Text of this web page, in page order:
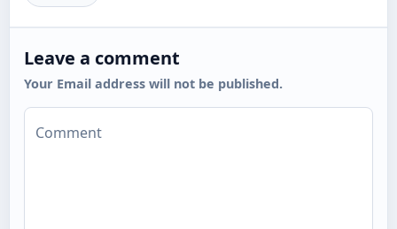
Leave a comment
Your Email address will not be published.
Comment